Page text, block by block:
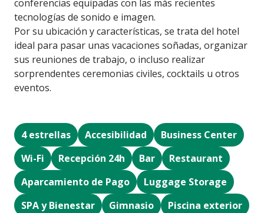
conferencias equipadas con las más recientes
tecnologías de sonido e imagen.
Por su ubicación y características, se trata del hotel
ideal para pasar unas vacaciones soñadas, organizar
sus reuniones de trabajo, o incluso realizar
sorprendentes ceremonias civiles, cocktails u otros
eventos.
4 estrellas Accesibilidad
Business Center
Wi-Fi
Recepción 24h Bar
Restaurant
Aparcamiento de Pago
Luggage Storage
SPA y Bienestar
Gimnasio
Piscina exterior